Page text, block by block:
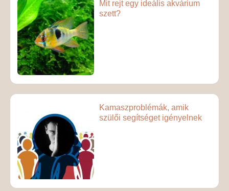
Mit rejt egy ideális akvárium
szett?
Kamaszproblémák, amik
szülői segítséget igényelnek